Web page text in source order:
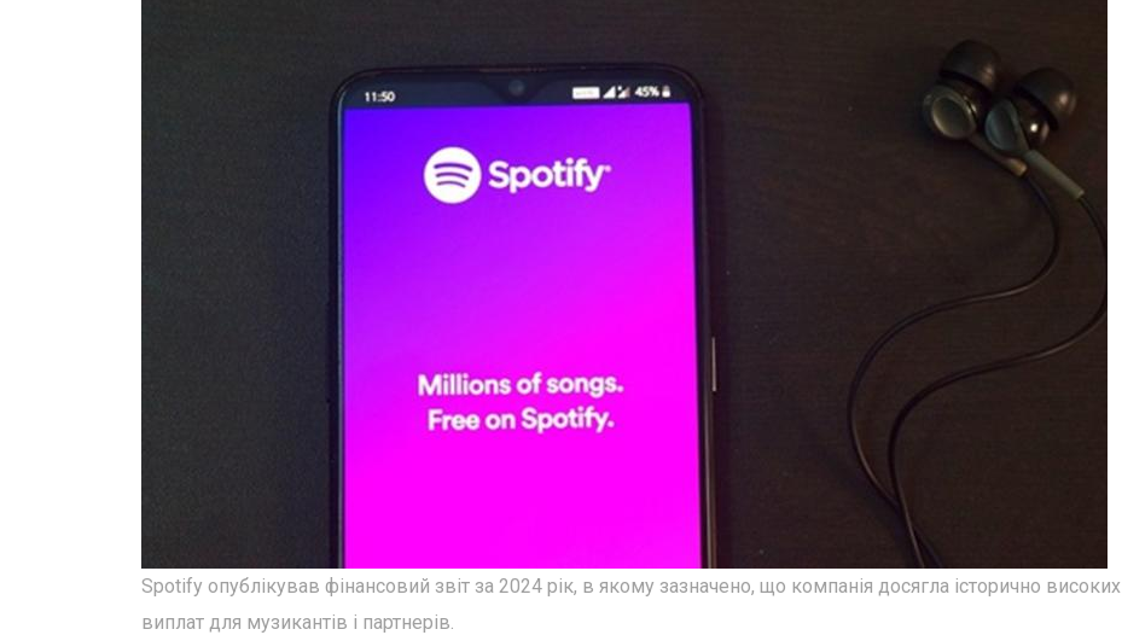
Spotify опублікував фінансовий звіт за 2024 рік, в якому зазначено, що компанія досягла історично високих
виплат для музикантів і партнерів.